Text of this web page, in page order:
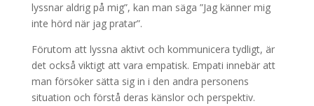
lyssnar aldrig på mig”, kan man säga ”Jag känner mig
inte hörd när jag pratar”.
Förutom att lyssna aktivt och kommunicera tydligt, är
det också viktigt att vara empatisk. Empati innebär att
man försöker sätta sig in i den andra personens
situation och förstå deras känslor och perspektiv.